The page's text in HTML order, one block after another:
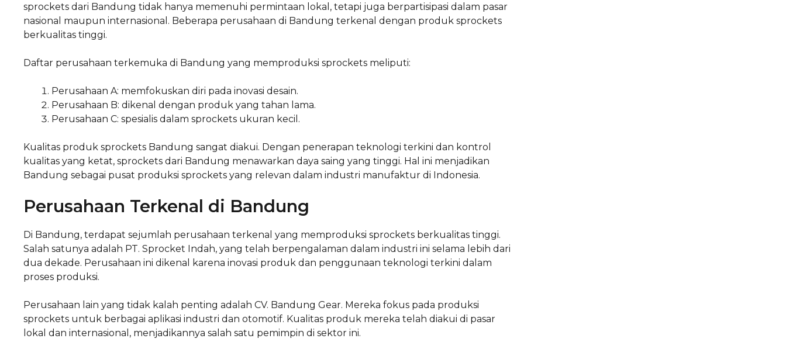
sprockets dari Bandung tidak hanya memenuhi permintaan lokal, tetapi juga berpartisipasi dalam pasar
nasional maupun internasional. Beberapa perusahaan di Bandung terkenal dengan produk sprockets
berkualitas tinggi.
Daftar perusahaan terkemuka di Bandung yang memproduksi sprockets meliputi:
Perusahaan A: memfokuskan diri pada inovasi desain.
Perusahaan B: dikenal dengan produk yang tahan lama.
Perusahaan C: spesialis dalam sprockets ukuran kecil.
Kualitas produk sprockets Bandung sangat diakui. Dengan penerapan teknologi terkini dan kontrol
kualitas yang ketat, sprockets dari Bandung menawarkan daya saing yang tinggi. Hal ini menjadikan
Bandung sebagai pusat produksi sprockets yang relevan dalam industri manufaktur di Indonesia.
Perusahaan Terkenal di Bandung
Di Bandung, terdapat sejumlah perusahaan terkenal yang memproduksi sprockets berkualitas tinggi.
Salah satunya adalah PT. Sprocket Indah, yang telah berpengalaman dalam industri ini selama lebih dari
dua dekade. Perusahaan ini dikenal karena inovasi produk dan penggunaan teknologi terkini dalam
proses produksi.
Perusahaan lain yang tidak kalah penting adalah CV. Bandung Gear. Mereka fokus pada produksi
sprockets untuk berbagai aplikasi industri dan otomotif. Kualitas produk mereka telah diakui di pasar
lokal dan internasional, menjadikannya salah satu pemimpin di sektor ini.